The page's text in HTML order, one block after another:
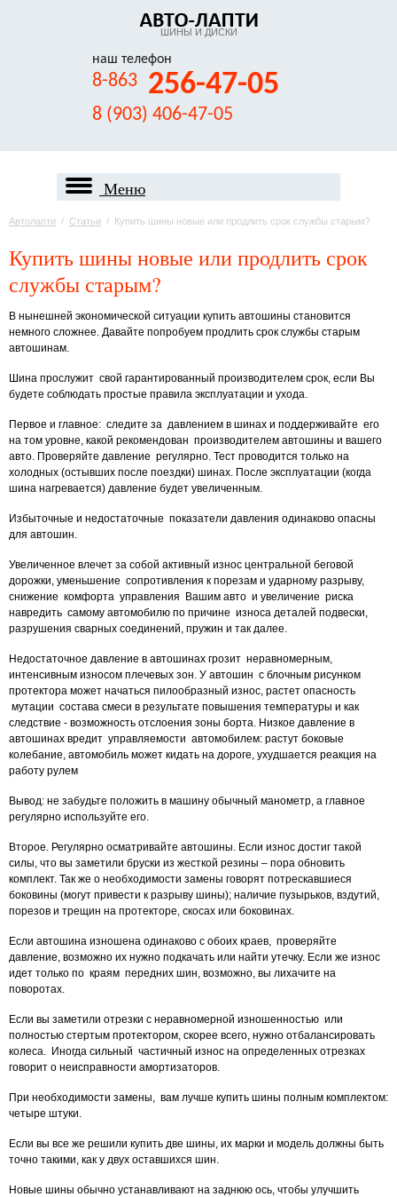
ШИНЫ И ДИСКИ
наш телефон
8-863 256-47-05
8 (903) 406-47-05
Меню
Автолапти / Статьи / Купить шины новые или продлить срок службы старым?
Купить шины новые или продлить срок
службы старым?
В нынешней экономической ситуации купить автошины становится
немного сложнее. Давайте попробуем продлить срок службы старым
автошинам.
Шина прослужит свой гарантированный производителем срок, если Вы
будете соблюдать простые правила эксплуатации и ухода.
Первое и главное: следите за давлением в шинах и поддерживайте его
на том уровне, какой рекомендован производителем автошины и вашего
авто. Проверяйте давление регулярно. Тест проводится только на
холодных (остывших после поездки) шинах. После эксплуатации (когда
шина нагревается) давление будет увеличенным.
Избыточные и недостаточные показатели давления одинаково опасны
для автошин.
Увеличенное влечет за собой активный износ центральной беговой
дорожки, уменьшение сопротивления к порезам и ударному разрыву,
снижение комфорта управления Вашим авто и увеличение риска
навредить самому автомобилю по причине износа деталей подвески,
разрушения сварных соединений, пружин и так далее.
Недостаточное давление в автошинах грозит неравномерным,
интенсивным износом плечевых зон. У автошин с блочным рисунком
протектора может начаться пилообразный износ, растет опасность
мутации состава смеси в результате повышения температуры и как
следствие - возможность отслоения зоны борта. Низкое давление в
автошинах вредит управляемости автомобилем: растут боковые
колебание, автомобиль может кидать на дороге, ухудшается реакция на
работу рулем
Вывод: не забудьте положить в машину обычный манометр, а главное
регулярно используйте его.
Второе. Регулярно осматривайте автошины. Если износ достиг такой
силы, что вы заметили бруски из жесткой резины – пора обновить
комплект. Так же о необходимости замены говорят потрескавшиеся
боковины (могут привести к разрыву шины); наличие пузырьков, вздутий,
порезов и трещин на протекторе, скосах или боковинах.
Если автошина изношена одинаково с обоих краев, проверяйте
давление, возможно их нужно подкачать или найти утечку. Если же износ
идет только по краям передних шин, возможно, вы лихачите на
поворотах.
Если вы заметили отрезки с неравномерной изношенностью или
полностью стертым протектором, скорее всего, нужно отбалансировать
колеса. Иногда сильный частичный износ на определенных отрезках
говорит о неисправности амортизаторов.
При необходимости замены, вам лучше купить шины полным комплектом:
четыре штуки.
Если вы все же решили купить две шины, их марки и модель должны быть
точно такими, как у двух оставшихся шин.
Новые шины обычно устанавливают на заднюю ось, чтобы улучшить